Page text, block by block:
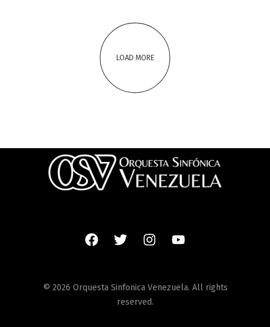
LOAD MORE
© 2026 Orquesta Sinfonica Venezuela. All rights
reserved.